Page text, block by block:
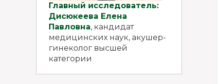
Главный исследователь:
Дисюкеева Елена
Павловна, кандидат
медицинских наук, акушер-
гинеколог высшей
категории